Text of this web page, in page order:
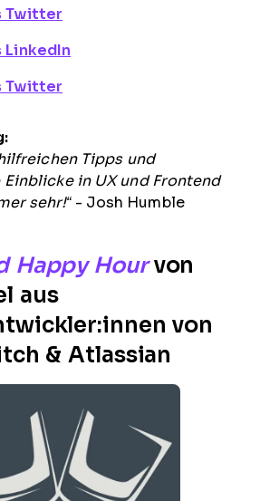
Twitter
LinkedIn
Twitter
Tipps und
in UX und Frontend
sehr!“- Josh Humble
Happy Hour von
aus
von
& Atlassian